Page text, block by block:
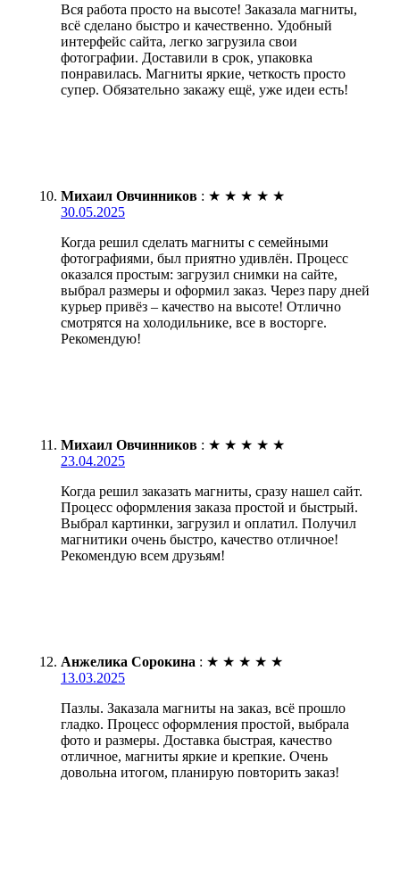
Вся работа просто на высоте! Заказала магниты,
всё сделано быстро и качественно. Удобный
интерфейс сайта, легко загрузила свои
фотографии. Доставили в срок, упаковка
понравилась. Магниты яркие, четкость просто
супер. Обязательно закажу ещё, уже идеи есть!
Михаил Овчинников : ★ ★ ★ ★ ★
30.05.2025
Когда решил сделать магниты с семейными
фотографиями, был приятно удивлён. Процесс
оказался простым: загрузил снимки на сайте,
выбрал размеры и оформил заказ. Через пару дней
курьер привёз – качество на высоте! Отлично
смотрятся на холодильнике, все в восторге.
Рекомендую!
Михаил Овчинников : ★ ★ ★ ★ ★
23.04.2025
Когда решил заказать магниты, сразу нашел сайт.
Процесс оформления заказа простой и быстрый.
Выбрал картинки, загрузил и оплатил. Получил
магнитики очень быстро, качество отличное!
Рекомендую всем друзьям!
Анжелика Сорокина : ★ ★ ★ ★ ★
13.03.2025
Пазлы. Заказала магниты на заказ, всё прошло
гладко. Процесс оформления простой, выбрала
фото и размеры. Доставка быстрая, качество
отличное, магниты яркие и крепкие. Очень
довольна итогом, планирую повторить заказ!